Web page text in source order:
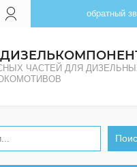
обратный
ЧАСТЕЙ ДЛЯ